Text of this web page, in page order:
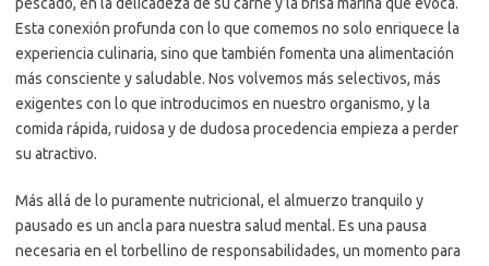
Esta conexión profunda con lo que comemos no solo enriquece la
experiencia culinaria, sino que también fomenta una alimentación
más consciente y saludable. Nos volvemos más selectivos, más
exigentes con lo que introducimos en nuestro organismo, y la
comida rápida, ruidosa y de dudosa procedencia empieza a perder
su atractivo.
Más allá de lo puramente nutricional, el almuerzo tranquilo y
pausado es un ancla para nuestra salud mental. Es una pausa
necesaria en el torbellino de responsabilidades, un momento para